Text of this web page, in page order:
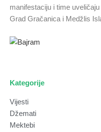
manifestaciju i time
Grad Gračanica i Medžlis
Kategorije
Vijesti
Džemati
Mektebi